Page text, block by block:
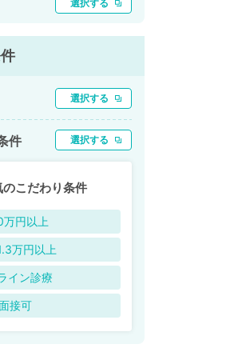
選択する
選択する
件 選択する
のこだわり条件
万円以上
万円以上
イン診療
接可